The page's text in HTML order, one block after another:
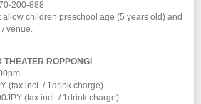
200-888
children preschool age (5 years old) and
venue.
THEATER ROPPONGI
(tax incl. / 1drink charge)
(tax incl. / 1drink charge)